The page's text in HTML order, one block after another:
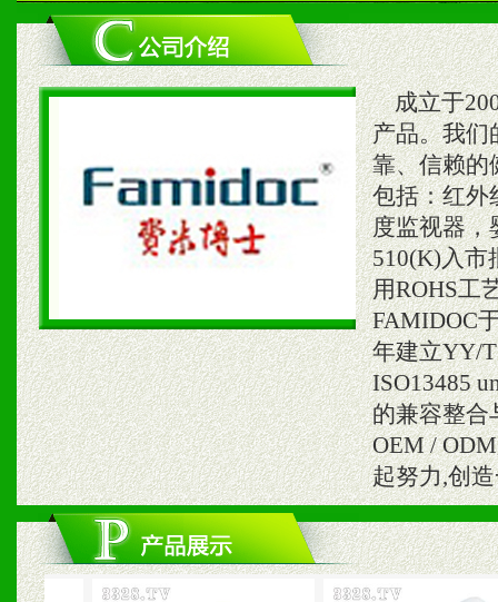
成立于
产品。我们
靠、信赖的
包括：红外
度监视器，
510(K)入市
用ROHS工
FAMIDOC
年建立YY/
ISO13485
的兼容整合
OEM /
起努力,创